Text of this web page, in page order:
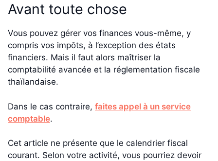
Avant toute chose
Vous pouvez gérer vos finances vous-même, y
compris vos impôts, à l’exception des états
financiers. Mais il faut alors maîtriser la
comptabilité avancée et la réglementation fiscale
thaïlandaise.
Dans le cas contraire, faites appel à un service
comptable.
Cet article ne présente que le calendrier fiscal
courant. Selon votre activité, vous pourriez devoir